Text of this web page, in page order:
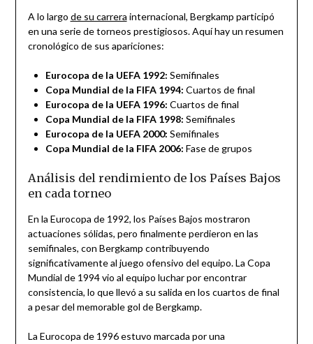
A lo largo de su carrera internacional, Bergkamp participó
en una serie de torneos prestigiosos. Aquí hay un resumen
cronológico de sus apariciones:
Eurocopa de la UEFA 1992: Semifinales
Copa Mundial de la FIFA 1994: Cuartos de final
Eurocopa de la UEFA 1996: Cuartos de final
Copa Mundial de la FIFA 1998: Semifinales
Eurocopa de la UEFA 2000: Semifinales
Copa Mundial de la FIFA 2006: Fase de grupos
Análisis del rendimiento de los Países Bajos
en cada torneo
En la Eurocopa de 1992, los Países Bajos mostraron
actuaciones sólidas, pero finalmente perdieron en las
semifinales, con Bergkamp contribuyendo
significativamente al juego ofensivo del equipo. La Copa
Mundial de 1994 vio al equipo luchar por encontrar
consistencia, lo que llevó a su salida en los cuartos de final
a pesar del memorable gol de Bergkamp.
La Eurocopa de 1996 estuvo marcada por una